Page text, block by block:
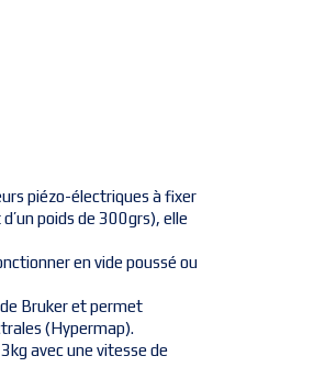
piézo-électriques à fixer
poids de 300grs), elle
en vide poussé ou
Bruker et permet
(Hypermap).
avec une vitesse de